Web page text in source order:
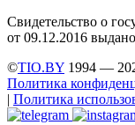
Свидетельство о
от 09.12.2016
©TIO.BY 1994 —
Политика
| Политика